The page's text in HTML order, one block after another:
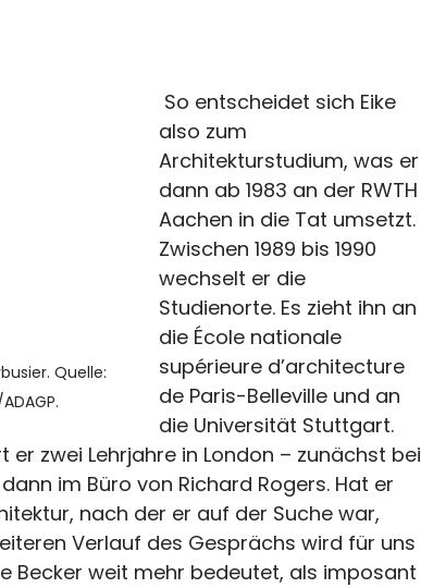
Quelle:
So entscheidet sich Eike
also zum
Architekturstudium, was er
dann ab 1983 an der RWTH
Aachen in die Tat umsetzt.
Zwischen 1989 bis 1990
wechselt er die
Studienorte. Es zieht ihn an
die École nationale
supérieure d’architecture
de Paris-Belleville und an
die Universität Stuttgart.
zwei Lehrjahre in London – zunächst bei
im Büro von Richard Rogers. Hat er
nach der er auf der Suche war,
Verlauf des Gesprächs wird für uns
Becker weit mehr bedeutet, als imposant